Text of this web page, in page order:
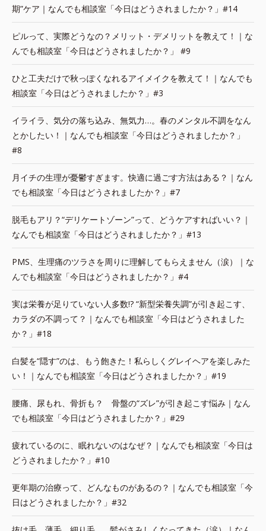
期”ケア｜なんでも相談室「今日はどうされましたか？」#14
ピルって、実際どうなの？メリット・デメリットを教えて！｜な
んでも相談室「今日はどうされましたか？」 #9
ひと工夫だけで秋っぽくなれるアイメイクを教えて！｜なんでも
相談室「今日はどうされましたか？」#3
イライラ、気分の落ち込み、無気力…。春のメンタル不調をなん
とかしたい！｜なんでも相談室「今日はどうされましたか？」
#8
月イチの生理が憂鬱すぎます。快適に過ごす方法はある？｜なん
でも相談室「今日はどうされましたか？」#7
脱毛もアリ？“デリケートゾーン”って、どうケアすればいい？｜
なんでも相談室「今日はどうされましたか？」#13
PMS、生理痛のツラさを周りに理解してもらえません（涙）｜な
んでも相談室「今日はどうされましたか？」#4
実は栄養が足りていない人多数!? “新型栄養失調”が引き起こす、
カラダの不調って？｜なんでも相談室「今日はどうされました
か？」#18
白髪を“隠す”のは、もう飽きた！私らしくグレイヘアを楽しみた
い！｜なんでも相談室「今日はどうされましたか？」#19
腰痛、尿もれ、骨折も？ 骨盤の“ズレ”が引き起こす悩み｜なん
でも相談室「今日はどうされましたか？」#29
疲れているのに、眠れないのはなぜ？｜なんでも相談室「今日は
どうされましたか？」#10
更年期の治療って、どんなものがあるの？｜なんでも相談室「今
日はどうされましたか？」#32